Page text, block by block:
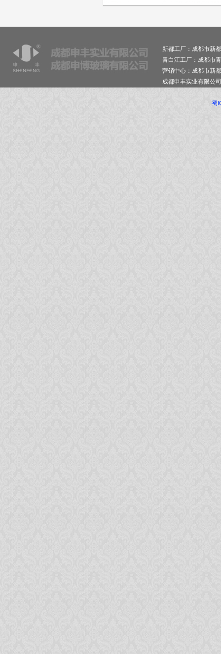
新都工厂：成都市
青白江工厂：成都
营销中心：成都市
成都申丰实业有限公司
蜀